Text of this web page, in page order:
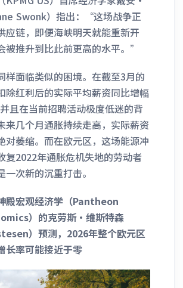
Swonk）指出：“这场战争正
应链，即便海峡明天就能重新开
被推升到比此前更高的水平。”
样面临类似的困境。在截至3月的
除红利后的实际平均薪资同比增幅
且在当前招聘活动极度低迷的背
来几个月通胀持续走高，实际薪资
对萎缩。而在欧元区，这场能源冲
复2022年通胀危机失地的劳动者
次新的沉重打击。
殿宏观经济学（Pantheon
）的克劳斯·维斯特森
）预测，2026年整个欧元区
长率可能接近于零